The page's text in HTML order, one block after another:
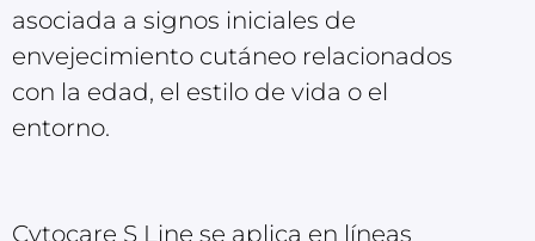
asociada a signos iniciales de
envejecimiento cutáneo relacionados
con la edad, el estilo de vida o el
entorno.
Cytocare S Line se aplica en líneas